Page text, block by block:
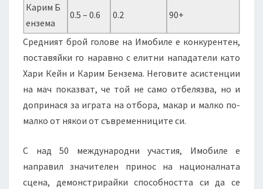
Карим Б
ензема
0.5 – 0.6 0.2 90+
Средният брой голове на Имобиле е конкурентен,
поставяйки го наравно с елитни нападатели като
Хари Кейн и Карим Бензема. Неговите асистенции
на мач показват, че той не само отбелязва, но и
допринася за играта на отбора, макар и малко по-
малко от някои от съвременниците си.
С над 50 международни участия, Имобиле е
направил значителен принос на националната
сцена, демонстрирайки способността си да се